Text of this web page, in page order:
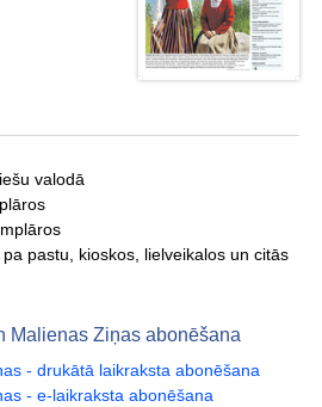
valodā
pastu, kioskos, lielveikalos un citās
Malienas Ziņas abonēšana
- drukātā laikraksta abonēšana
- e-laikraksta abonēšana